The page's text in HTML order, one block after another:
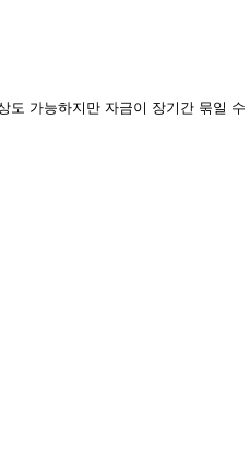
도 가능하지만 자금이 장기간 묶일 수